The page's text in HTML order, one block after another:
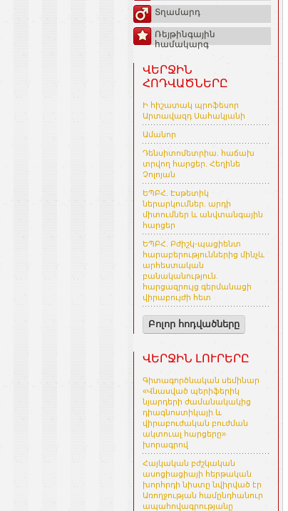
Տղամարդ
Ռեյթինգային
համակարգ
ՎԵՐՋԻՆ
ՀՈԴՎԱԾՆԵՐԸ
Ի հիշատակ պրոֆեսոր
Արտավազդ Սահակյանի
Ամանոր
Դենսիտոմետրիա. հաճախ
տրվող հարցեր. Հեղինե
Չոլոյան
ԵՊԲՀ. Էսթետիկ
ներարկումներ. արդի
միտումներ և անվտանգային
հարցեր
ԵՊԲՀ. Բժիշկ-պացիենտ
հարաբերություններից մինչև
արհեստական
բանականություն.
հարցազրույց գերմանացի
վիրաբույժի հետ
Բոլոր հոդվածները
ՎԵՐՋԻՆ ԼՈՒՐԵՐԸ
Գիտագործնական սեմինար
«Վնասված պերիֆերիկ
նյարդերի ժամանակակից
դիագնոստիկայի և
վիրաբուժական բուժման
ակտուալ հարցերը»
խորագրով
Հայկական բժշկական
ասոցիացիայի հերթական
խորհրդի նիստը նվիրված էր
Առողջության համընդհանուր
ապահովագրությանը